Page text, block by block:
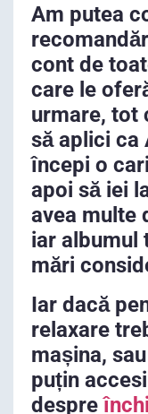
Am putea
cont de
care le
urmare, tot
să aplici ca
începi o
apoi să iei
avea multe
iar albumul
mări
Iar dacă
relaxare
mașina,
puțin
despre